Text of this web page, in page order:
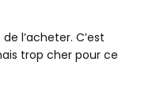
l’acheter. C’est
trop cher pour ce